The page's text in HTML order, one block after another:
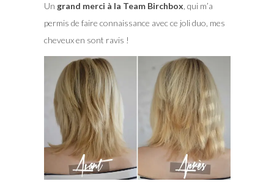
Un grand merci à la Team Birchbox , qui m’a
permis de faire connaissance avec ce joli duo, mes
cheveux en sont ravis !